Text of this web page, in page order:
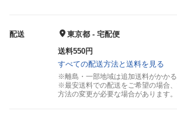
配送
東京都 - 宅配便
送料550円
すべての配送方法と送料を見る
※離島・一部地域は追加送料がかかる
※最安送料での配送をご希望の場合
方法の変更が必要な場合があります。